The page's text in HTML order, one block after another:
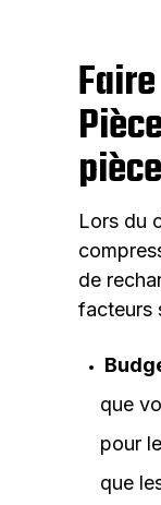
Lors du
de
facteurs
que
pour
que